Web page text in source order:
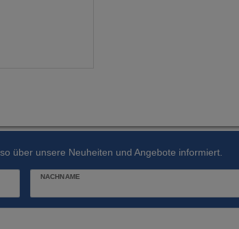
über unsere Neuheiten und Angebote informiert.
NACHNAME